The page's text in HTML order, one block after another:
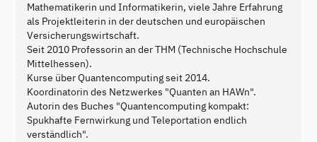
Mathematikerin und Informatikerin, viele Jahre Erfahrung
als Projektleiterin in der deutschen und europäischen
Versicherungswirtschaft.
Seit 2010 Professorin an der THM (Technische Hochschule
Mittelhessen).
Kurse über Quantencomputing seit 2014.
Koordinatorin des Netzwerkes "Quanten an HAWn".
Autorin des Buches "Quantencomputing kompakt:
Spukhafte Fernwirkung und Teleportation endlich
verständlich".